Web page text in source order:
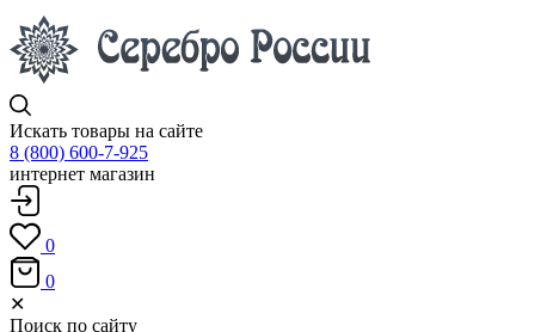
Искать товары на сайте
8 (800) 600-7-925
интернет магазин
0
0
✕
Поиск по сайту